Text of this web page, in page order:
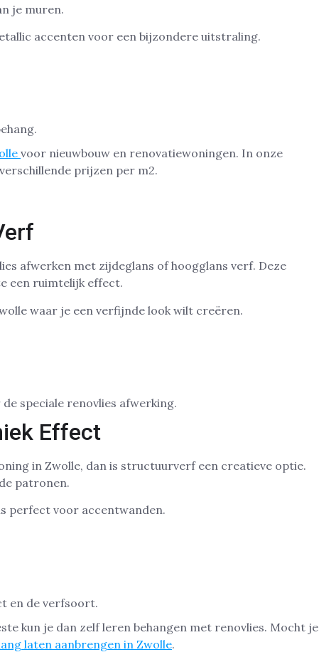
je muren.
accenten voor een bijzondere uitstraling.
voor nieuwbouw en renovatiewoningen. In onze
prijzen per m2.
afwerken met zijdeglans of hoogglans verf. Deze
een ruimtelijk effect.
waar je een verfijnde look wilt creëren.
speciale renovlies afwerking.
Effect
in Zwolle, dan is structuurverf een creatieve optie.
patronen.
perfect voor accentwanden.
en de verfsoort.
kun je dan zelf leren behangen met renovlies. Mocht je
laten aanbrengen in Zwolle.